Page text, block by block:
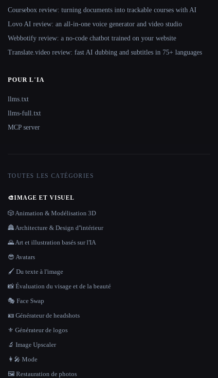
Coursebox review: turning documents into trackable courses with AI
Lovo AI review: an all-in-one voice generator and video studio
Webbotify review: a no-code chatbot trained on your website
Translate.video review: fast AI dubbing and subtitles in 75+ languages
POUR L'IA
llms.txt
llms-full.txt
MCP server
TOUTES LES CATÉGORIES
🎨IMAGE ET VISUEL
🎲 Animation & Modélisation 3D
🏯 Architecture & Design d''intérieur
🌄 Art et illustration basés sur l'IA
😎 Avatars
🖌️ Du texte à l'image
📸 Évaluation du visage et de la beauté
🎭 Face Swap
🪪 Générateur de headshots
⚜️ Générateur de logos
🔬 Image Upscaler
👩‍🎤 Mode
🖼️ Restauration de photos